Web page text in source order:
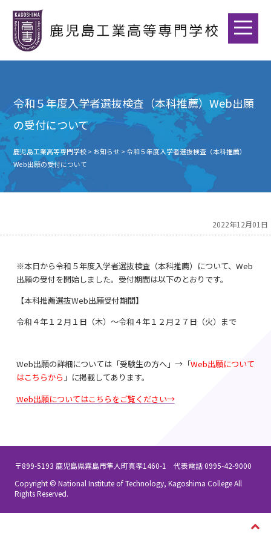
令和５年度入学者選抜検査（本科推薦）Web出願
の受付について
鹿児島工業高等専門学校> お知らせ >令和５年度入学者選抜検査（本科推薦）
Web出願の受付について
2022年12月01日
※本日から令和５年度入学者選抜検査（本科推薦）について、Web
出願の受付を開始しました。受付期間は以下のとおりです。
【本科推薦選抜Web出願受付期間】
令和４年１２月１日（木）～令和４年１２月２７日（火）まで
Web出願の詳細については「受験生の方へ」→「Web出願について
はこちらから 」に掲載してあります。
Web出願についてはこちらをご覧ください→
〒899-5193 鹿児島県霧島市隼人町真孝1460-1 代表電話 0995-42-9000
Copyright © National Institute of Technology, Kagoshima College All
Rights Reserved.